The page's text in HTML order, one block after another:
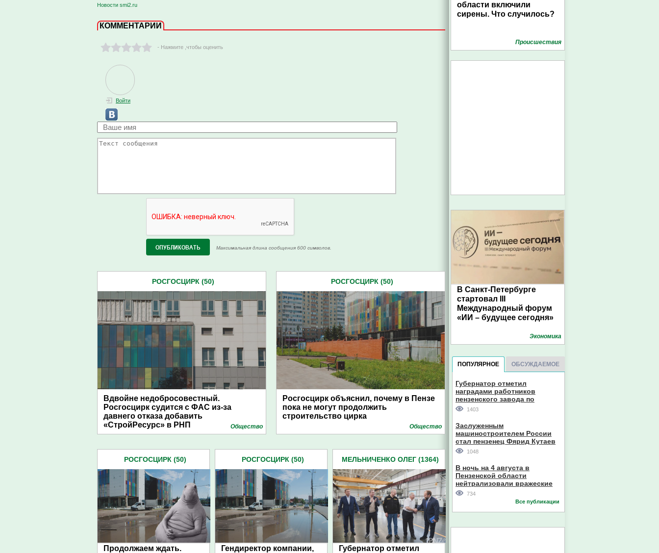
Новости smi2.ru
КОММЕНТАРИИ
- Нажмите ,чтобы оценить
Войти
Максимальная длина сообщения 600 символов.
РОСГОСЦИРК (50)
Вдвойне недобросовестный.
Росгосцирк судится с ФАС из-за
давнего отказа добавить
«СтройРесурс» в РНП
Общество
РОСГОСЦИРК (50)
Росгосцирк объяснил, почему в Пензе
пока не могут продолжить
строительство цирка
Общество
РОСГОСЦИРК (50)
Продолжаем ждать.
РОСГОСЦИРК (50)
Гендиректор компании,
МЕЛЬНИЧЕНКО ОЛЕГ (1364)
Губернатор отметил
области включили
сирены. Что случилось?
Проиcшествия
В Санкт-Петербурге
стартовал III
Международный форум
«ИИ – будущее сегодня»
Экономика
ПОПУЛЯРНОЕ ОБСУЖДАЕМОЕ
Губернатор отметил
наградами работников
пензенского завода по
производству станков
1403
Заслуженным
машиностроителем России
стал пензенец Фярид Кутаев
1048
В ночь на 4 августа в
Пензенской области
нейтрализовали вражеские
дроны
734
Все публикации